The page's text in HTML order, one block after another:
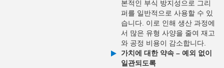
본적인 부식 방지성으로 그리
퍼를 일반적으로 사용할 수 있
습니다. 이로 인해 생산 과정에
서 많은 유형 사양을 줄여 재고
와 공정 비용이 감소합니다.
가치에 대한 약속 – 예외 없이
일관되도록